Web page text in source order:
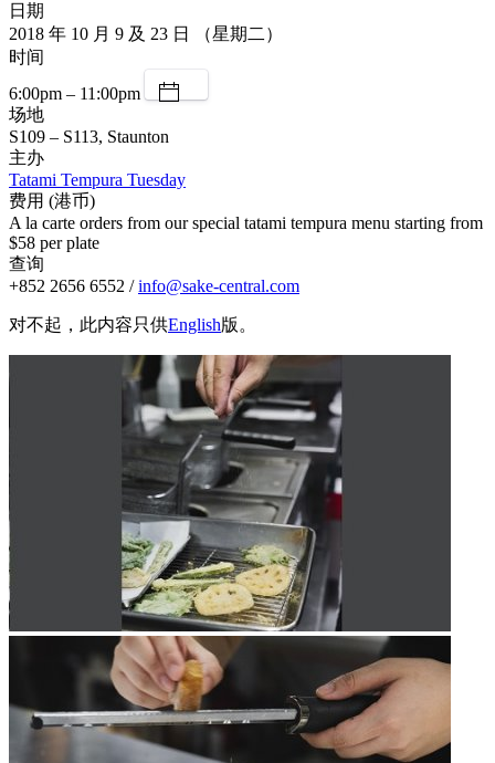
日期
2018 年 10 月 9 及 23 日 （星期二）
时间
6:00pm – 11:00pm
场地
S109 – S113, Staunton
主办
Tatami Tempura Tuesday
费用 (港币)
A la carte orders from our special tatami tempura menu starting from
$58 per plate
查询
+852 2656 6552 /info@sake-central.com
对不起，此内容只供English版。